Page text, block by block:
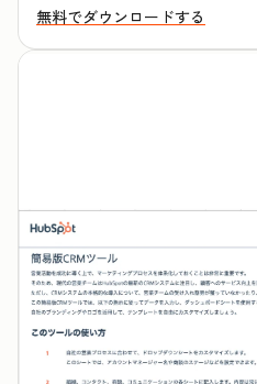
無料でダウンロードする